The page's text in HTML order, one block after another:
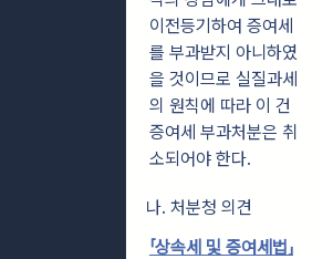
이전등기하여 증여세
를 부과받지 아니하였
을 것이므로 실질과세
의 원칙에 따라 이 건
증여세 부과처분은 취
소되어야 한다.
나. 처분청 의견
「상속세 및 증여세법」